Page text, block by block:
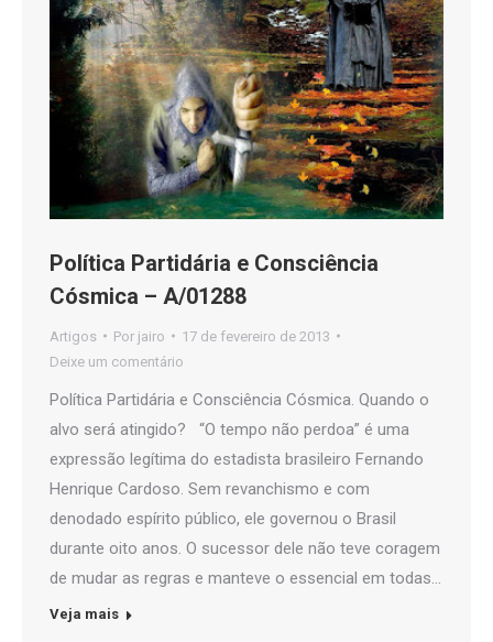
Política Partidária e Consciência
Cósmica – A/01288
Artigos Por jairo
17 de fevereiro de 2013
Deixe um comentário
Política Partidária e Consciência Cósmica. Quando o
alvo será atingido? “O tempo não perdoa” é uma
expressão legítima do estadista brasileiro Fernando
Henrique Cardoso. Sem revanchismo e com
denodado espírito público, ele governou o Brasil
durante oito anos. O sucessor dele não teve coragem
de mudar as regras e manteve o essencial em todas…
Veja mais